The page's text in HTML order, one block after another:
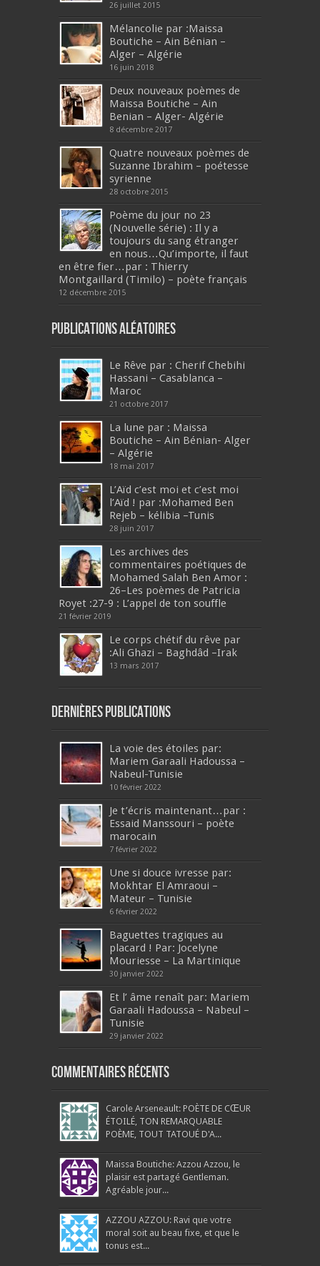
26 juillet 2015
Mélancolie par :Maissa
Boutiche – Ain Bénian –
Alger – Algérie
16 juin 2018
Deux nouveaux poèmes de
Maissa Boutiche – Ain
Benian – Alger- Algérie
8 décembre 2017
Quatre nouveaux poèmes de
Suzanne Ibrahim – poétesse
syrienne
28 octobre 2015
Poème du jour no 23
(Nouvelle série) : Il y a
toujours du sang étranger
en nous…Qu’importe, il faut
en être fier…par : Thierry
Montgaillard (Timilo) – poète français
12 décembre 2015
Publications aléatoires
Le Rêve par : Cherif Chebihi
Hassani – Casablanca –
Maroc
21 octobre 2017
La lune par : Maissa
Boutiche – Ain Bénian- Alger
– Algérie
18 mai 2017
L’Aïd c’est moi et c’est moi
l’Aïd ! par :Mohamed Ben
Rejeb – kélibia –Tunis
28 juin 2017
Les archives des
commentaires poétiques de
Mohamed Salah Ben Amor :
26–Les poèmes de Patricia
Royet :27-9 : L’appel de ton souffle
21 février 2019
Le corps chétif du rêve par
:Ali Ghazi – Baghdâd –Irak
13 mars 2017
Dernières publications
La voie des étoiles par:
Mariem Garaali Hadoussa –
Nabeul-Tunisie
10 février 2022
Je t’écris maintenant…par :
Essaid Manssouri – poète
marocain
7 février 2022
Une si douce ivresse par:
Mokhtar El Amraoui –
Mateur – Tunisie
6 février 2022
Baguettes tragiques au
placard ! Par: Jocelyne
Mouriesse – La Martinique
30 janvier 2022
Et l’ âme renaît par: Mariem
Garaali Hadoussa – Nabeul –
Tunisie
29 janvier 2022
Commentaires récents
Carole Arseneault: POÈTE DE CŒUR
ÉTOILÉ, TON REMARQUABLE
POÈME, TOUT TATOUÉ D'A...
Maissa Boutiche: Azzou Azzou, le
plaisir est partagé Gentleman.
Agréable jour...
AZZOU AZZOU: Ravi que votre
moral soit au beau fixe, et que le
tonus est...